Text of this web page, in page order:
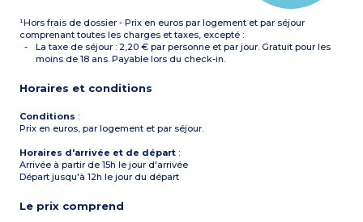
¹Hors frais de dossier - Prix en euros par logement et par séjour
comprenant toutes les charges et taxes, excepté :
La taxe de séjour : 2,20 € par personne et par jour. Gratuit pour les
moins de 18 ans. Payable lors du check-in.
Horaires et conditions
Conditions :
Prix en euros, par logement et par séjour.
Horaires d'arrivée et de départ :
Arrivée à partir de 15h le jour d'arrivée
Départ jusqu'à 12h le jour du départ
Le prix comprend